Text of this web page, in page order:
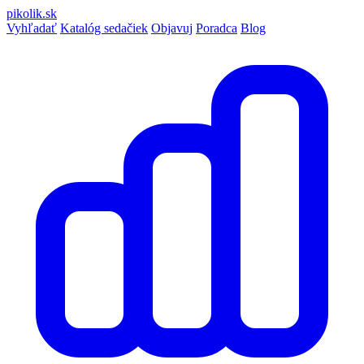
pikolik.sk
Vyhľadať Katalóg sedačiek Objavuj Poradca Blog